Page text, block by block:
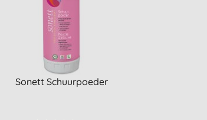
Sonett Schuurpoeder